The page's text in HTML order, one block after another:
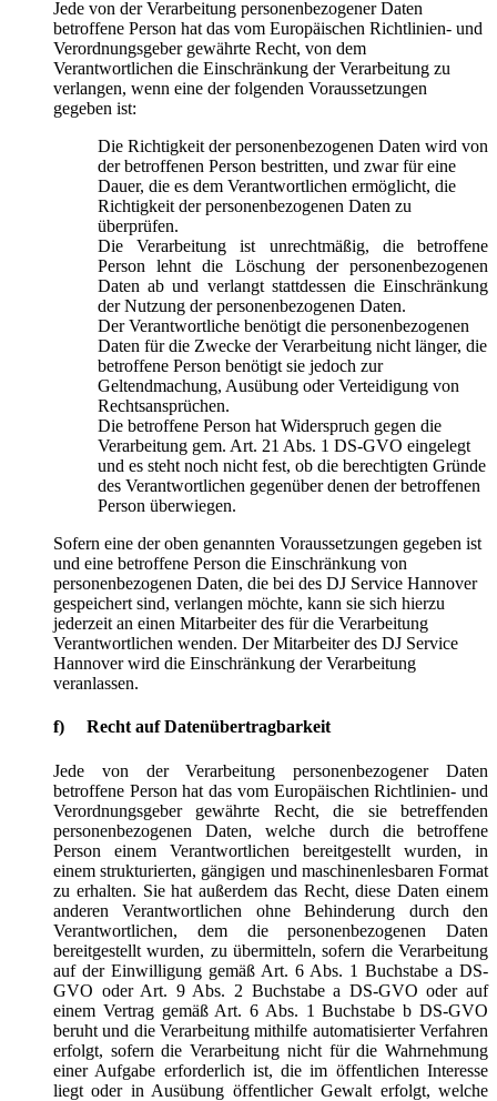
Jede von der Verarbeitung personenbezogener Daten
betroffene Person hat das vom Europäischen Richtlinien- und
Verordnungsgeber gewährte Recht, von dem
Verantwortlichen die Einschränkung der Verarbeitung zu
verlangen, wenn eine der folgenden Voraussetzungen
gegeben ist:
Die Richtigkeit der personenbezogenen Daten wird von
der betroffenen Person bestritten, und zwar für eine
Dauer, die es dem Verantwortlichen ermöglicht, die
Richtigkeit der personenbezogenen Daten zu
überprüfen.
Die Verarbeitung ist unrechtmäßig, die betroffene
Person lehnt die Löschung der personenbezogenen
Daten ab und verlangt stattdessen die Einschränkung
der Nutzung der personenbezogenen Daten.
Der Verantwortliche benötigt die personenbezogenen
Daten für die Zwecke der Verarbeitung nicht länger, die
betroffene Person benötigt sie jedoch zur
Geltendmachung, Ausübung oder Verteidigung von
Rechtsansprüchen.
Die betroffene Person hat Widerspruch gegen die
Verarbeitung gem. Art. 21 Abs. 1 DS-GVO eingelegt
und es steht noch nicht fest, ob die berechtigten Gründe
des Verantwortlichen gegenüber denen der betroffenen
Person überwiegen.
Sofern eine der oben genannten Voraussetzungen gegeben ist
und eine betroffene Person die Einschränkung von
personenbezogenen Daten, die bei des DJ Service Hannover
gespeichert sind, verlangen möchte, kann sie sich hierzu
jederzeit an einen Mitarbeiter des für die Verarbeitung
Verantwortlichen wenden. Der Mitarbeiter des DJ Service
Hannover wird die Einschränkung der Verarbeitung
veranlassen.
f) Recht auf Datenübertragbarkeit
Jede von der Verarbeitung personenbezogener Daten
betroffene Person hat das vom Europäischen Richtlinien- und
Verordnungsgeber gewährte Recht, die sie betreffenden
personenbezogenen Daten, welche durch die betroffene
Person einem Verantwortlichen bereitgestellt wurden, in
einem strukturierten, gängigen und maschinenlesbaren Format
zu erhalten. Sie hat außerdem das Recht, diese Daten einem
anderen Verantwortlichen ohne Behinderung durch den
Verantwortlichen, dem die personenbezogenen Daten
bereitgestellt wurden, zu übermitteln, sofern die Verarbeitung
auf der Einwilligung gemäß Art. 6 Abs. 1 Buchstabe a DS-
GVO oder Art. 9 Abs. 2 Buchstabe a DS-GVO oder auf
einem Vertrag gemäß Art. 6 Abs. 1 Buchstabe b DS-GVO
beruht und die Verarbeitung mithilfe automatisierter Verfahren
erfolgt, sofern die Verarbeitung nicht für die Wahrnehmung
einer Aufgabe erforderlich ist, die im öffentlichen Interesse
liegt oder in Ausübung öffentlicher Gewalt erfolgt, welche